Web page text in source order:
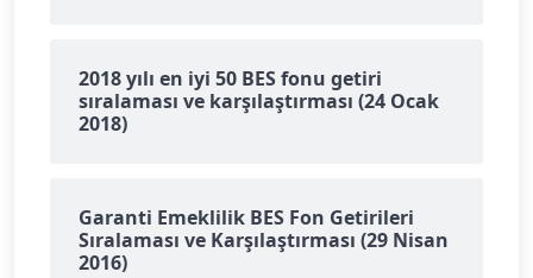
2018 yılı en iyi 50 BES fonu getiri
sıralaması ve karşılaştırması (24 Ocak
2018)
Garanti Emeklilik BES Fon Getirileri
Sıralaması ve Karşılaştırması (29 Nisan
2016)